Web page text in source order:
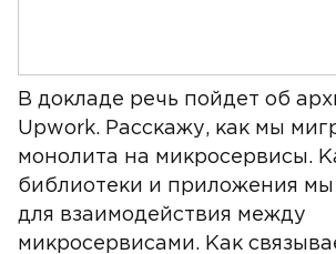
В докладе речь пойдет об
Upwork. Расскажу, как мы
монолита на микросервисы.
библиотеки и приложения мы
для взаимодействия между
микросервисами. Как